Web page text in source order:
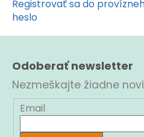
Registrovať sa do
heslo
á
j
s
?
Odoberať newsletter
Nezmeškajte žiadne
Email